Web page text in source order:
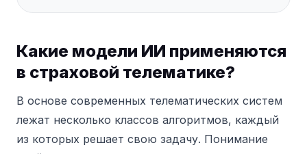
Какие модели ИИ применяются
в страховой телематике?
В основе современных телематических систем
лежат несколько классов алгоритмов, каждый
из которых решает свою задачу. Понимание